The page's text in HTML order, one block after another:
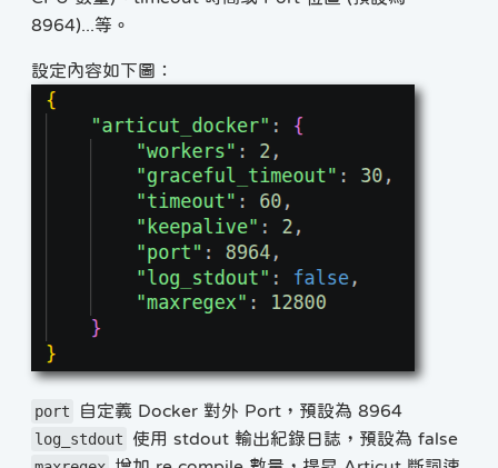
8964)...等。
設定內容如下圖：
port
自定義 Docker 對外 Port，預設為 8964
log_stdout
使用 stdout 輸出紀錄日誌，預設為 false